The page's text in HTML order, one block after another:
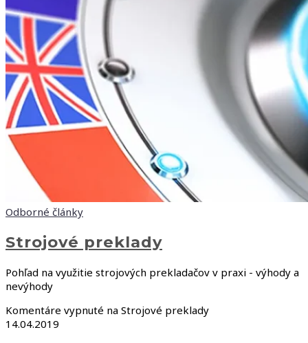
Odborné články
Strojové preklady
Pohľad na využitie strojových prekladačov v praxi - výhody a
nevýhody
Komentáre vypnuté na Strojové preklady
14.04.2019